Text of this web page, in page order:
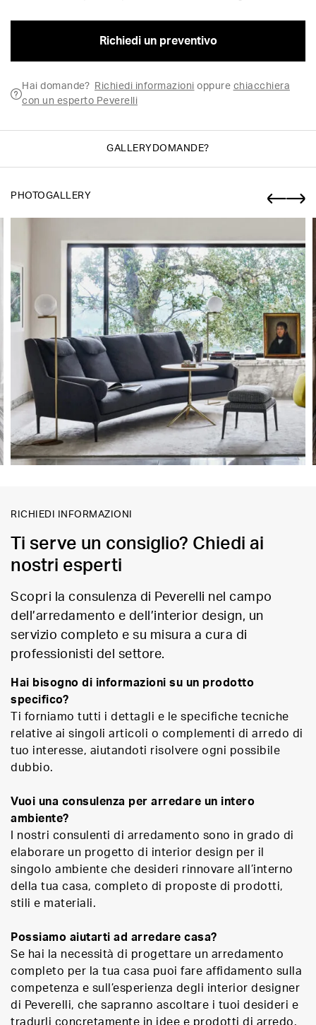
Richiedi un preventivo
Hai domande? Richiedi informazioni oppure chiacchiera
con un esperto Peverelli
GALLERY DOMANDE?
PHOTOGALLERY
RICHIEDI INFORMAZIONI
Ti serve un consiglio? Chiedi ai
nostri esperti
Scopri la consulenza di Peverelli nel campo
dell’arredamento e dell’interior design, un
servizio completo e su misura a cura di
professionisti del settore.
Hai bisogno di informazioni su un prodotto
specifico?
Ti forniamo tutti i dettagli e le specifiche tecniche
relative ai singoli articoli o complementi di arredo di
tuo interesse, aiutandoti risolvere ogni possibile
dubbio.
Vuoi una consulenza per arredare un intero
ambiente?
I nostri consulenti di arredamento sono in grado di
elaborare un progetto di interior design per il
singolo ambiente che desideri rinnovare all’interno
della tua casa, completo di proposte di prodotti,
stili e materiali.
Possiamo aiutarti ad arredare casa?
Se hai la necessità di progettare un arredamento
completo per la tua casa puoi fare affidamento sulla
competenza e sull’esperienza degli interior designer
di Peverelli, che sapranno ascoltare i tuoi desideri e
tradurli concretamente in idee e prodotti di arredo.